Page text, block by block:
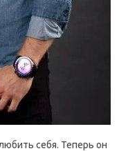
себя. Теперь он